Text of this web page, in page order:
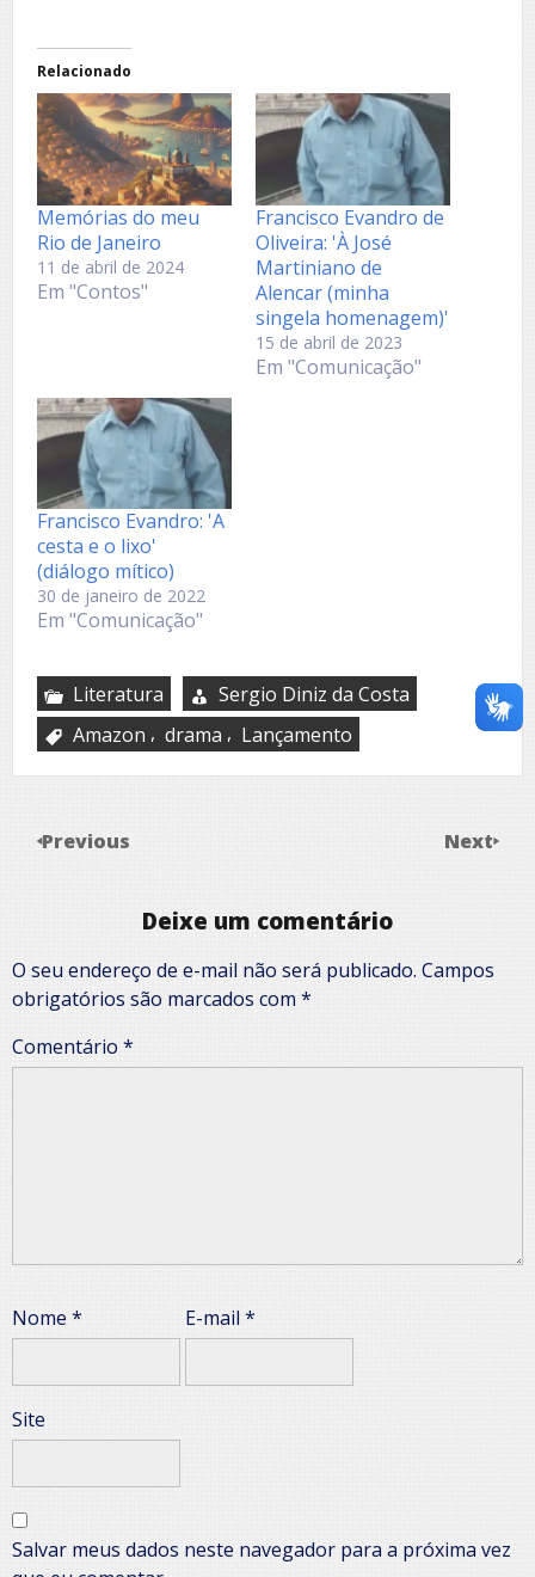
Relacionado
Memórias do meu
Rio de Janeiro
11 de abril de 2024
Em "Contos"
Francisco Evandro de
Oliveira: 'À José
Martiniano de
Alencar (minha
singela homenagem)'
15 de abril de 2023
Em "Comunicação"
Francisco Evandro: 'A
cesta e o lixo'
(diálogo mítico)
30 de janeiro de 2022
Em "Comunicação"
Literatura
Sergio Diniz da Costa
Amazon , drama , Lançamento
Previous Next
Deixe um comentário
O seu endereço de e-mail não será publicado. Campos
obrigatórios são marcados com *
Comentário *
Nome * E-mail *
Site
Salvar meus dados neste navegador para a próxima vez